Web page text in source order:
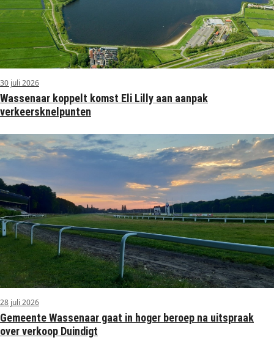
30 juli 2026
Wassenaar koppelt komst Eli Lilly aan aanpak
verkeersknelpunten
28 juli 2026
Gemeente Wassenaar gaat in hoger beroep na uitspraak
over verkoop Duindigt